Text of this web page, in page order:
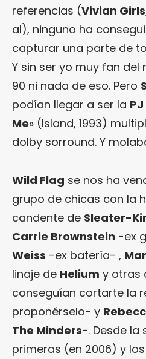
referencias (Vivian Girls
al), ninguno ha
capturar una parte de
Y sin ser yo muy fan del
90 ni nada de eso. Pero
podían llegar a ser la
Me» (Island, 1993)
dolby sorround. Y
Wild Flag se nos ha
grupo de chicas con la
candente de Sleater-
Carrie Brownstein -ex
Weiss -ex batería- ,
linaje de Helium y otras
conseguían cortarte la
proponérselo- y
The Minders-. Desde la
primeras (en 2006) y